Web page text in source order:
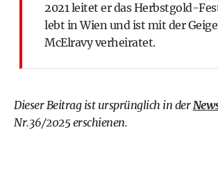
2021 leitet er das Herbstgold-
lebt in Wien und ist mit der
McElravy verheiratet.
Dieser Beitrag ist ursprünglich in der
Nr.36/2025 erschienen.